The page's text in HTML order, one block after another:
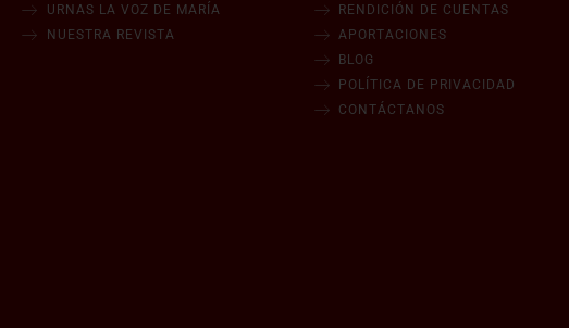
URNAS LA VOZ DE MARÍA
NUESTRA REVISTA
RENDICIÓN DE CUENTAS
APORTACIONES
BLOG
POLÍTICA DE PRIVACIDAD
CONTÁCTANOS